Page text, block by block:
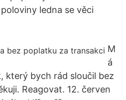
ledna se věci
M
á
který bych rád sloučil bez
Reagovat. 12. červen